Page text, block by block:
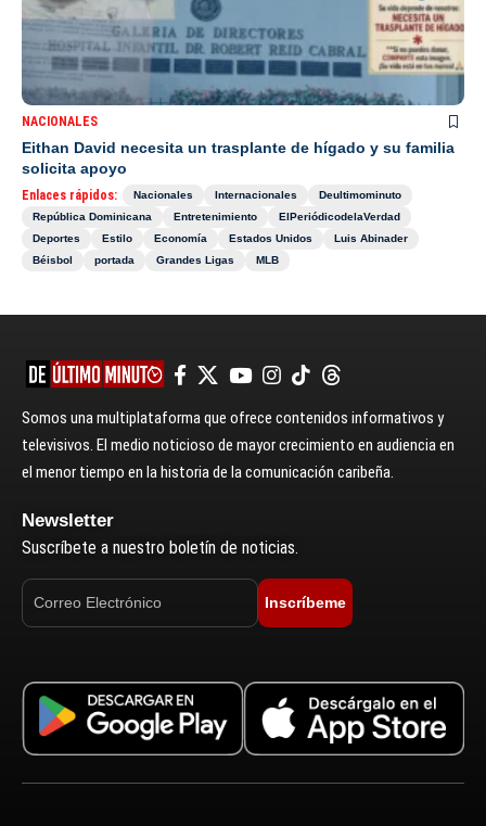
NACIONALES
Eithan David necesita un trasplante de hígado y su familia
solicita apoyo
Enlaces rápidos: Nacionales Internacionales
Deultimominuto
República Dominicana
Entretenimiento
ElPeriódicodelaVerdad
Deportes
Estilo Economía Estados Unidos
Luis Abinader
Béisbol
portada Grandes Ligas MLB
Somos una multiplataforma que ofrece contenidos informativos y
televisivos. El medio noticioso de mayor crecimiento en audiencia en
el menor tiempo en la historia de la comunicación caribeña.
Newsletter
Suscríbete a nuestro boletín de noticias.
Inscríbeme